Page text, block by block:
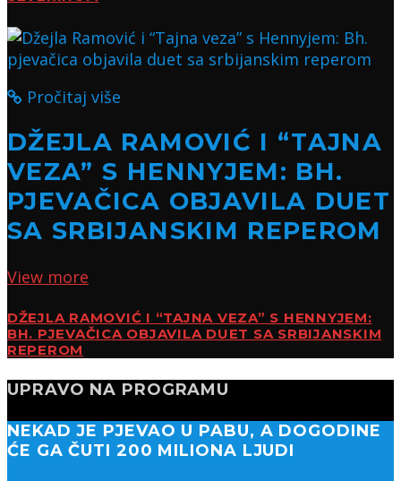
Pročitaj više
DŽEJLA RAMOVIĆ I “TAJNA
VEZA” S HENNYJEM: BH.
PJEVAČICA OBJAVILA DUET
SA SRBIJANSKIM REPEROM
View more
DŽEJLA RAMOVIĆ I “TAJNA VEZA” S HENNYJEM:
BH. PJEVAČICA OBJAVILA DUET SA SRBIJANSKIM
REPEROM
UPRAVO NA PROGRAMU
NEKAD JE PJEVAO U PABU, A DOGODINE
ĆE GA ČUTI 200 MILIONA LJUDI